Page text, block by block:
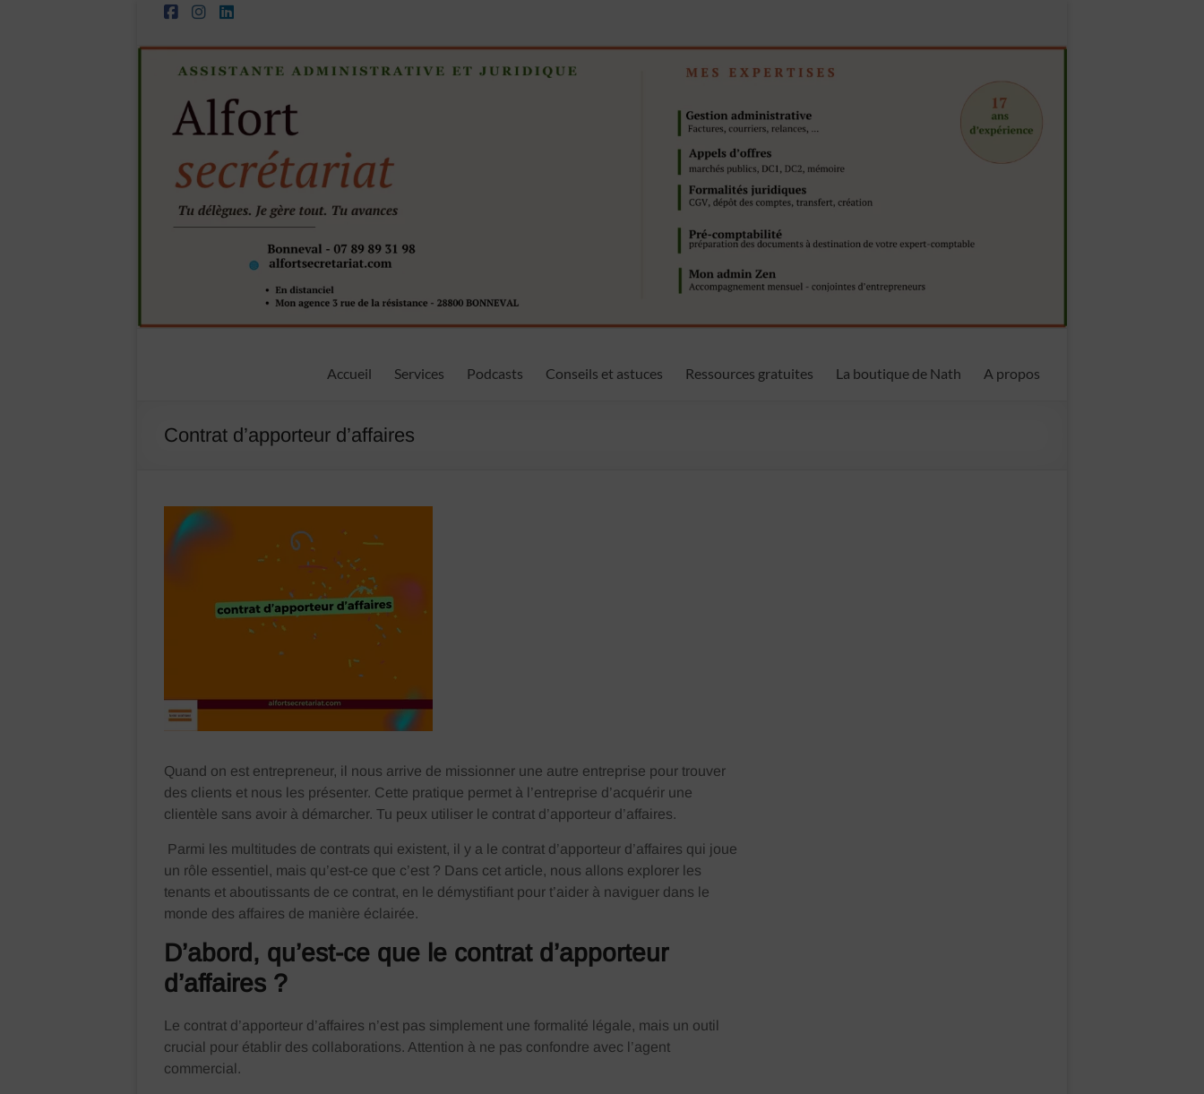
Aller
contenu
–
administrative
et
juridique
Bonneval
Loir
Accueil Services Podcasts Conseils et astuces Ressources gratuites La boutique de Nath A propos
Contrat d’apporteur d’affaires
Quand on est entrepreneur, il nous arrive de missionner une autre entreprise pour trouver
des clients et nous les présenter. Cette pratique permet à l’entreprise d’acquérir une
clientèle sans avoir à démarcher. Tu peux utiliser le contrat d’apporteur d’affaires.
Parmi les multitudes de contrats qui existent, il y a le contrat d’apporteur d’affaires qui joue
un rôle essentiel, mais qu’est-ce que c’est ? Dans cet article, nous allons explorer les
tenants et aboutissants de ce contrat, en le démystifiant pour t’aider à naviguer dans le
monde des affaires de manière éclairée.
D’abord, qu’est-ce que le contrat d’apporteur
d’affaires ?
Le contrat d’apporteur d’affaires n’est pas simplement une formalité légale, mais un outil
crucial pour établir des collaborations. Attention à ne pas confondre avec l’agent
commercial.